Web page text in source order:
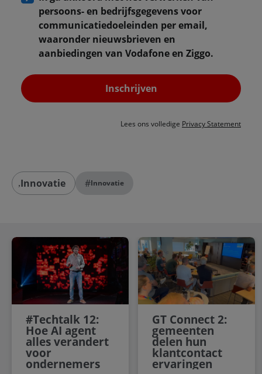
persoons- en bedrijfsgegevens voor
communicatiedoeleinden per email,
waaronder nieuwsbrieven en
aanbiedingen van Vodafone en Ziggo.
Inschrijven
Lees ons volledige Privacy Statement
Innovatie #Innovatie
#Techtalk 12:
Hoe AI agent
alles verandert
voor
ondernemers
GT Connect 2:
gemeenten
delen hun
klantcontact
ervaringen